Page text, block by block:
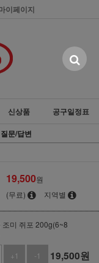
이페이지
신상품
공구일정표
질문/답변
19,500원
(무료) 지역별
조미 쥐포 200g(6~8
+1
-1 19,500원